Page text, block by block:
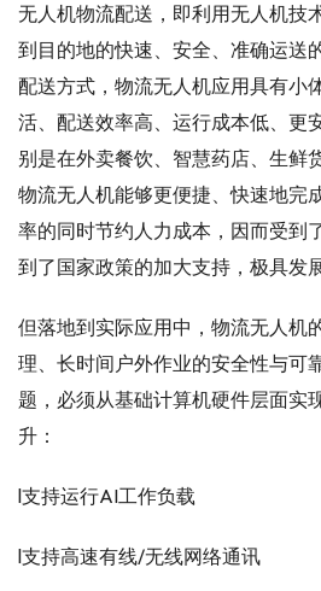
无人机物流配送，即利用无人机技
到目的地的快速、安全、准确运送
配送方式，物流无人机应用具有小
活、配送效率高、运行成本低、更
别是在外卖餐饮、智慧药店、生鲜
物流无人机能够更便捷、快速地完
率的同时节约人力成本，因而受到
到了国家政策的加大支持，极具发
但落地到实际应用中，物流无人机
理、长时间户外作业的安全性与可
题，必须从基础计算机硬件层面实
升：
l支持运行AI工作负载
l支持高速有线/无线网络通讯